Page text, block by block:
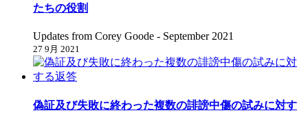
たちの役割
Updates from Corey Goode - September 2021
27 9月 2021
偽証及び失敗に終わった複数の誹謗中傷の試みに対す